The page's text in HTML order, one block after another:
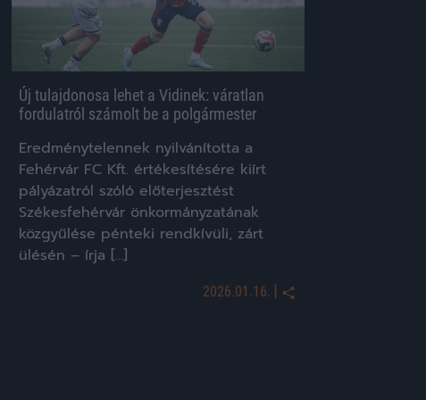
Új tulajdonosa lehet a Vidinek: váratlan
fordulatról számolt be a polgármester
Eredménytelennek nyilvánította a
Fehérvár FC Kft. értékesítésére kiírt
pályázatról szóló előterjesztést
Székesfehérvár önkormányzatának
közgyűlése pénteki rendkívüli, zárt
ülésén – írja […]
2026.01.16. |